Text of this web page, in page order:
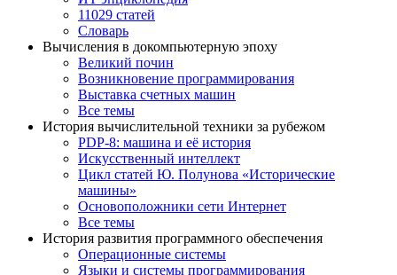
11029 статей
Словарь
Вычисления в докомпьютерную эпоху
Великий почин
Возникновение программирования
Выставка счетных машин
Все темы
История вычислительной техники за рубежом
PDP-8: машина и её история
Искусственный интеллект
Цикл статей Ю. Полунова «Исторические
машины»
Основоположники сети Интернет
Все темы
История развития программного обеспечения
Операционные системы
Языки и системы программирования